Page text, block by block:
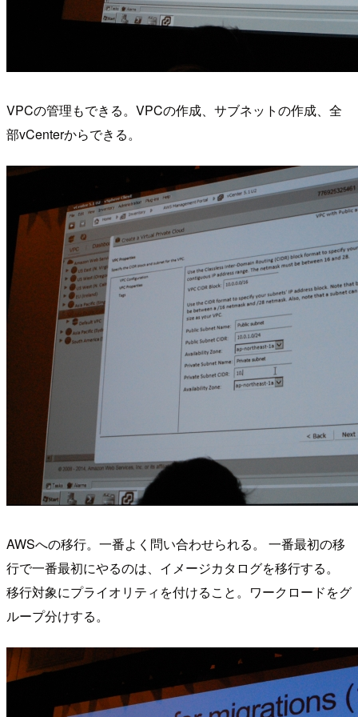
VPCの管理もできる。VPCの作成、サブネットの作成、全
部vCenterからできる。
AWSへの移行。一番よく問い合わせられる。 一番最初の移
行で一番最初にやるのは、イメージカタログを移行する。
移行対象にプライオリティを付けること。ワークロードをグ
ループ分けする。